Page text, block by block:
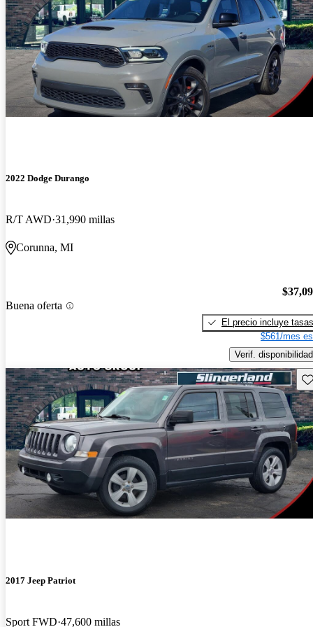
2022 Dodge Durango
R/T AWD 31,990 millas
Corunna, MI
Buena oferta
El precio incluye tasas
$561/mes
Verif. disponibilidad
2017 Jeep Patriot
Sport FWD 47,600 millas